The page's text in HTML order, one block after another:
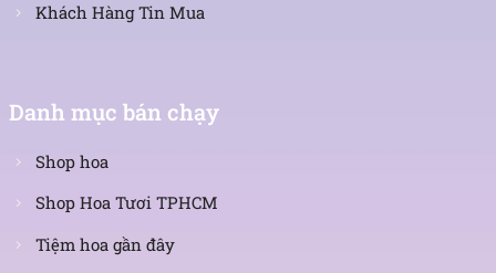
Khách Hàng Tin Mua
Danh mục bán chạy
Shop hoa
Shop Hoa Tươi TPHCM
Tiệm hoa gần đây